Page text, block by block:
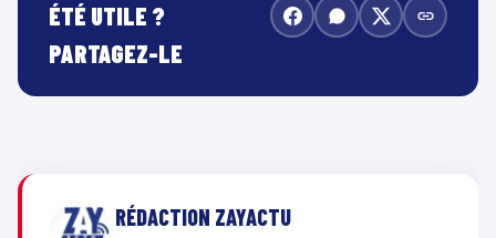
ÉTÉ UTILE ?
PARTAGEZ-LE
RÉDACTION ZAYACTU